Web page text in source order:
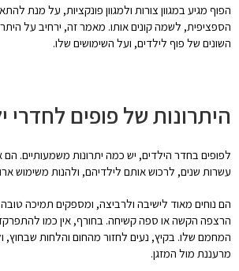
הפוף מגיע במגוון צורות ולמגוון פונקציות, על מנת
הספציפית, לשמה קונים אותו. מאמר זה, ירחיב על
השונים של פוף לילדים, ועל השימושים שלו.
היתרונות של פופים לחדרי
לפופים בחדר הילדים, יש כמה יתרונות משמעותיים. הם
עשרות שנים, לרכוש אותם לילדיהם, ולהנות משימוש ארוך
הם נוחים מאוד לישיבה ולרביצה, ומספקים תמיכה
הרצפה הקשה או ספה קשיחה. בחורף, אין כמו
המחמם שלו. בקיץ, נעים לחזור מהחום והלחות שבחוץ,
מרעננת מול המזגן.